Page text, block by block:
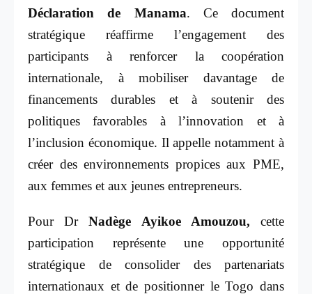
Déclaration de Manama. Ce document
stratégique réaffirme l’engagement des
participants à renforcer la coopération
internationale, à mobiliser davantage de
financements durables et à soutenir des
politiques favorables à l’innovation et à
l’inclusion économique. Il appelle notamment à
créer des environnements propices aux PME,
aux femmes et aux jeunes entrepreneurs.
Pour DrNadège Ayikoe Amouzou, cette
participation représente une opportunité
stratégique de consolider des partenariats
internationaux et de positionner le Togo dans